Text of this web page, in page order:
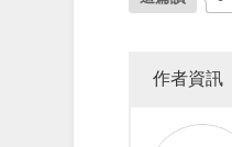
作者資訊